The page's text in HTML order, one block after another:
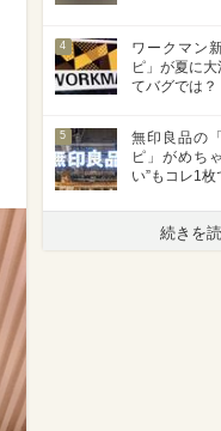
4
ワークマン
ピ」が夏に
てバグでは？
5
無印良品の
ピ」がめち
い”もコレ1枚
続きを